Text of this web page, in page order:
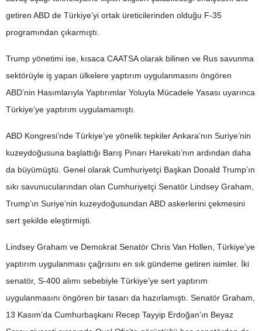
getiren ABD de Türkiye’yi ortak üreticilerinden olduğu F-35
programından çıkarmıştı.
Trump yönetimi ise, kısaca CAATSA olarak bilinen ve Rus savunma
sektörüyle iş yapan ülkelere yaptırım uygulanmasını öngören
ABD’nin Hasımlarıyla Yaptırımlar Yoluyla Mücadele Yasası uyarınca
Türkiye’ye yaptırım uygulamamıştı.
ABD Kongresi’nde Türkiye’ye yönelik tepkiler Ankara’nın Suriye’nin
kuzeydoğusuna başlattığı Barış Pınarı Harekatı’nın ardından daha
da büyümüştü. Genel olarak Cumhuriyetçi Başkan Donald Trump’ın
sıkı savunucularından olan Cumhuriyetçi Senatör Lindsey Graham,
Trump’ın Suriye’nin kuzeydoğusundan ABD askerlerini çekmesini
sert şekilde eleştirmişti.
Lindsey Graham ve Demokrat Senatör Chris Van Hollen, Türkiye’ye
yaptırım uygulanması çağrısını en sık gündeme getiren isimler. İki
senatör, S-400 alımı sebebiyle Türkiye’ye sert yaptırım
uygulanmasını öngören bir tasarı da hazırlamıştı. Senatör Graham,
13 Kasım’da Cumhurbaşkanı Recep Tayyip Erdoğan’ın Beyaz